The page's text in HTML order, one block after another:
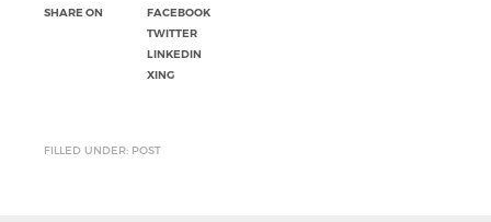
SHARE ON
FACEBOOK
TWITTER
LINKEDIN
XING
FILLED UNDER: POST